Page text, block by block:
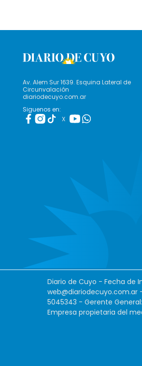
Av. Alem Sur 1639. Esquina Lateral de
Circunvalación
diariodecuyo.com.ar
Siguenos en:
X
Diario de Cuyo - Fecha de
web@diariodecuyo.com.ar
5045343 - Gerente
Empresa propietaria del